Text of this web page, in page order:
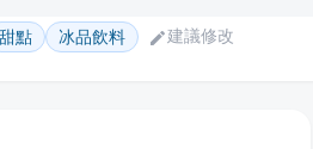
甜點 冰品飲料 建議修改